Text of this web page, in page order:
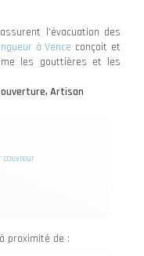
l’évacuation des
à Vence conçoit et
les gouttières et les
Artisan
couvreur
proximité de :